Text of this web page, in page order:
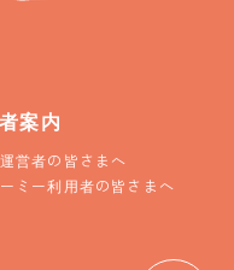
案内
営者の皆さまへ
ーミー利用者の皆さまへ